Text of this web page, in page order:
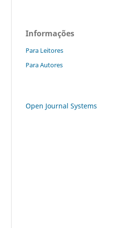
Informações
Para Leitores
Para Autores
Open Journal Systems